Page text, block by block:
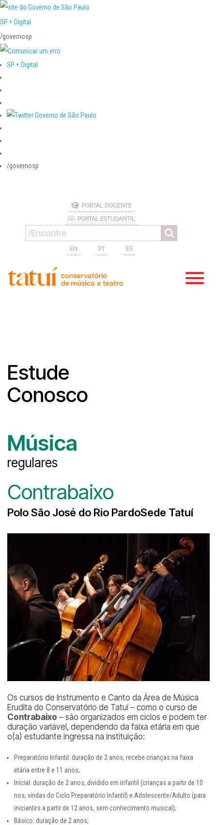
SP + Digital
/governosp
SP + Digital
/governosp
PORTAL DOCENTE
PORTAL ESTUDANTIL
EN PT ES
Estude
Conosco
Música
regulares
Contrabaixo
Polo São José do Rio PardoSede Tatuí
Os cursos de Instrumento e Canto da Área de Música
Erudita do Conservatório de Tatuí – como o curso de
Contrabaixo – são organizados em ciclos e podem ter
duração variável, dependendo da faixa etária em que
o(a) estudante ingressa na instituição:
Preparatório Infantil: duração de 2 anos, recebe crianças na faixa
etária entre 8 e 11 anos;
Inicial: duração de 2 anos, dividido em infantil (crianças a partir de 10
nos, vindas do Ciclo Preparatório Infantil) e Adolescente/Adulto (para
iniciantes a partir de 12 anos, sem conhecimento musical);
Básico: duração de 2 anos;